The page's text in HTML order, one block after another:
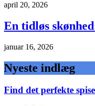
april 20, 2026
En tidløs
januar 16, 2026
Nyeste indlæg
Find det perfekte